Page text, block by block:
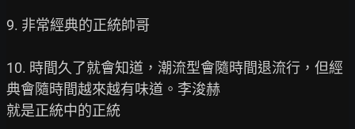
9. 非常經典的正統帥哥
10. 時間久了就會知道，潮流型會隨時間退流行，但經
典會隨時間越來越有味道。李浚赫
就是正統中的正統